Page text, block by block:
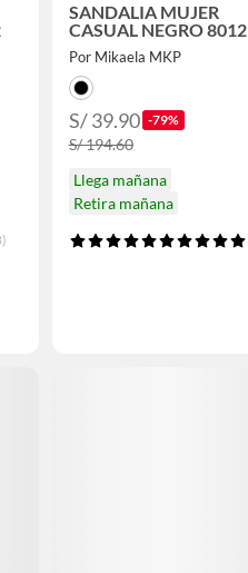
SANDALIA MUJER
CASUAL NEGRO 8012
Por Mikaela MKP
S/ 39.90 -79%
S/ 194.60
Llega mañana
Retira mañana